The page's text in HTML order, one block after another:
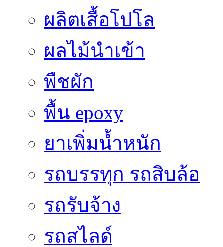
ผลิตเสื้อโปโล
ผลไม้นำเข้า
พืชผัก
พื้น epoxy
ยาเพิ่มน้ำหนัก
รถบรรทุก รถสิบล้อ
รถรับจ้าง
รถสไลด์